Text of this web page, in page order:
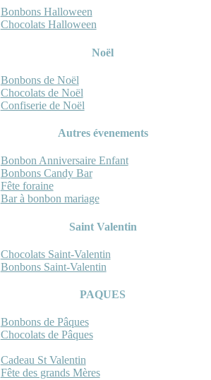
Bonbons Halloween
Chocolats Halloween
Noël
Bonbons de Noël
Chocolats de Noël
Confiserie de Noël
Autres évenements
Bonbon Anniversaire Enfant
Bonbons Candy Bar
Fête foraine
Bar à bonbon mariage
Saint Valentin
Chocolats Saint-Valentin
Bonbons Saint-Valentin
PAQUES
Bonbons de Pâques
Chocolats de Pâques
Cadeau St Valentin
Fête des grands Mères